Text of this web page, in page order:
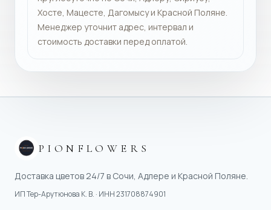
Хосте, Мацесте, Дагомысу и Красной Поляне.
Менеджер уточнит адрес, интервал и
стоимость доставки перед оплатой.
PIONFLOWERS
Доставка цветов 24/7 в Сочи, Адлере и Красной Поляне.
ИП Тер-Арутюнова К. В. · ИНН231708874901